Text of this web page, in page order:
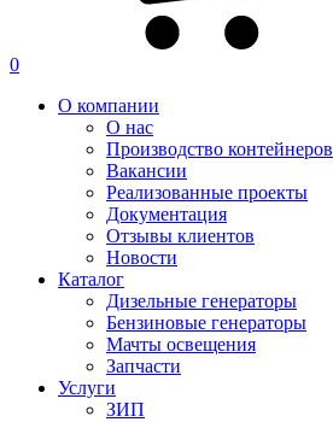
0
О компании
О нас
Производство контейнеров
Вакансии
Реализованные проекты
Документация
Отзывы клиентов
Новости
Каталог
Дизельные генераторы
Бензиновые генераторы
Мачты освещения
Запчасти
Услуги
ЗИП